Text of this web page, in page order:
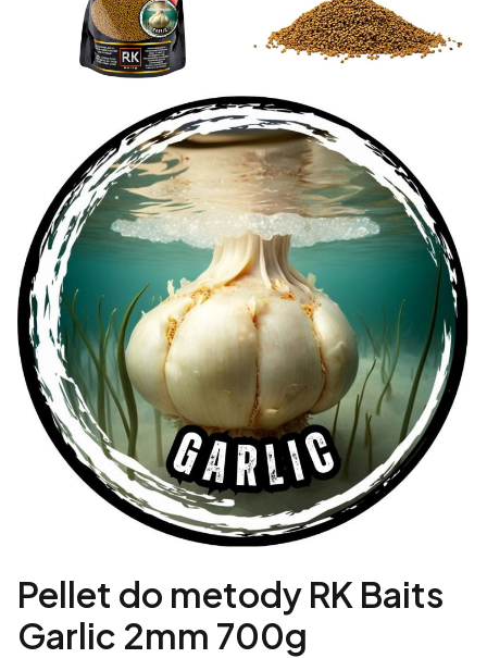
Pellet do metody RK Baits
Garlic 2mm 700g